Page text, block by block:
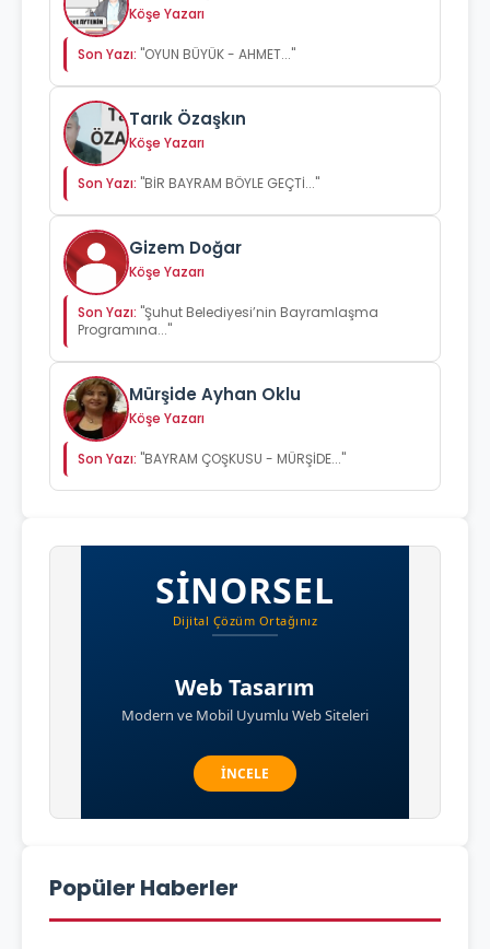
Köşe Yazarı
Son Yazı: "OYUN BÜYÜK - AHMET..."
Tarık Özaşkın
Köşe Yazarı
Son Yazı: "BİR BAYRAM BÖYLE GEÇTİ..."
Gizem Doğar
Köşe Yazarı
Son Yazı: "Şuhut Belediyesi’nin Bayramlaşma
Programına..."
Mürşide Ayhan Oklu
Köşe Yazarı
Son Yazı: "BAYRAM ÇOŞKUSU - MÜRŞİDE..."
Popüler Haberler